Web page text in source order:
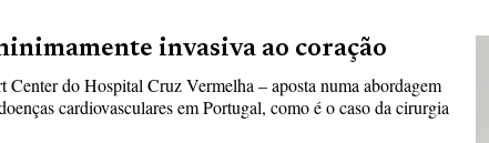
invasiva ao coração
do Hospital Cruz Vermelha – aposta numa abordagem
cardiovasculares em Portugal, como é o caso da cirurgia